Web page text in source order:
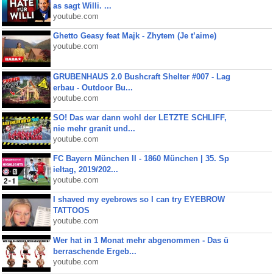
as sagt Willi. ...
youtube.com
Ghetto Geasy feat Majk - Zhytem (Je t’aime)
youtube.com
GRUBENHAUS 2.0 Bushcraft Shelter #007 - Lag
erbau - Outdoor Bu...
youtube.com
SO! Das war dann wohl der LETZTE SCHLIFF,
nie mehr granit und...
youtube.com
FC Bayern München II - 1860 München | 35. Sp
ieltag, 2019/202...
youtube.com
I shaved my eyebrows so I can try EYEBROW
TATTOOS
youtube.com
Wer hat in 1 Monat mehr abgenommen - Das ü
berraschende Ergeb...
youtube.com